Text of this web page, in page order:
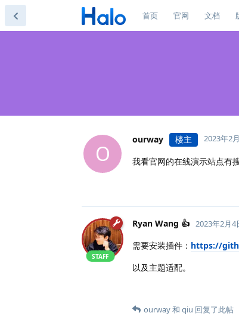
首页 官网 文档
O
ourway 楼主 2023年2
我看官网的在线演示站点有
Ryan Wang 👍
STAFF
2023年2月4
需要安装插件： https://
以及主题适配。
ourway和 qiu 回复了此帖